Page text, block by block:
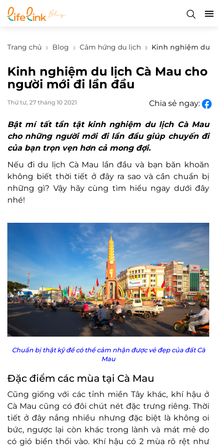
Trang chủ Blog Cảm hứng du lịch Kinh nghiệm du
Kinh nghiệm du lịch Cà Mau cho
người mới đi lần đầu
Thứ tư, 27 tháng 10 2021 Chia sẻ ngay:
Bật mí tất tần tật kinh nghiệm du lịch Cà Mau
cho những người mới đi lần đầu giúp chuyến đi
của bạn trọn vẹn hơn cả mong đợi.
Nếu đi du lịch Cà Mau lần đầu và bạn băn khoăn
không biết thời tiết ở đây ra sao và cần chuẩn bị
những gì? Vậy hãy cùng tìm hiểu ngay dưới đây
nhé!
Chuẩn bị thật kỹ để có thể cảm nhận được vẻ đẹp của đất Cà
Mau
Đặc điểm các mùa tại Cà Mau
Cũng giống với các tỉnh miền Tây khác, khí hậu ở
Cà Mau cũng có đôi chút nét đặc trưng riêng. Thời
tiết ở đây nắng nhiều nhưng đặc biệt là không oi
bức, ngược lại còn khác trong lành và mát mẻ do
có gió biển thổi vào. Khí hậu có 2 mùa rõ rệt như